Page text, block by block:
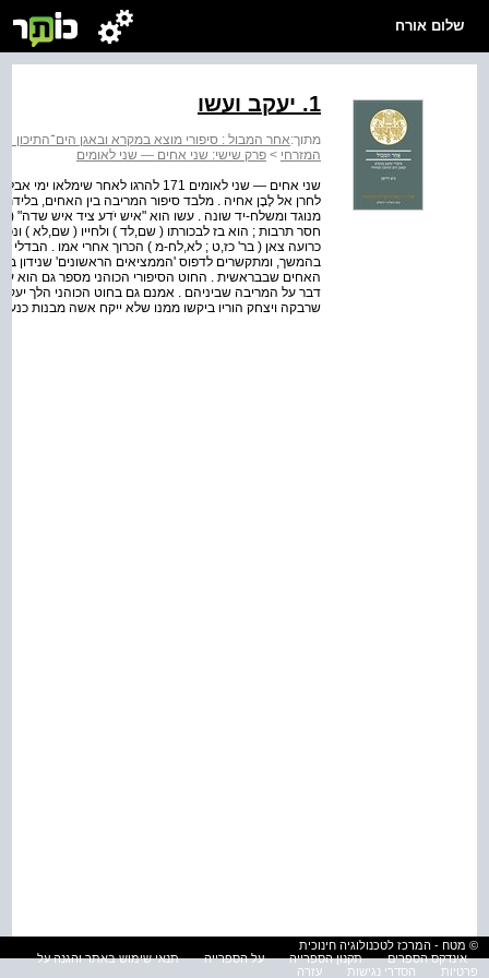
שלום אורח
1. יעקב ועשו
מתוך:אחר המבול : סיפורי מוצא במקרא ובאגן הים־התיכון
המזרחי > פרק שישי: שני אחים — שני לאומים
שני אחים — שני לאומים 171 להרגו
לחרן אל לָבָן אחיה . מלבד סיפור המריבה בין האחים,
מנוגד ומשלח-יד שונה . עשו הוא "איש יֹדע ציד איש שדה"
חסר תרבות ; הוא בז לבכורתו ( שם,לד ) ולחייו ( שם,לא )
כרועה צאן ( בר' כז,ט ; לא,לח-מ ) הכרוך אחרי אמו . הבדלי
האחים שבבראשית . החוט הסיפורי הכוהני מספר גם הוא
דבר על המריבה שביניהם . אמנם גם בחוט הכוהני הלך
שרבקה ויצחק הוריו ביקשו ממנו שלא ייקח אשה מבנות
© מטח - המרכז לטכנולוגיה חינוכית
אינדקס הספרים
תקנון הספרייה על הספרייה
תנאי שימוש באתר והגנה על
פרטיות
הסדרי נגישות עזרה